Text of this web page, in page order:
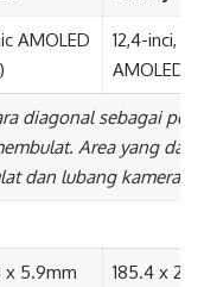
AMOLED
12,4-inci,
AMOLED
diagonal sebagai
Area yang
dan lubang kamera.
x 5.9mm 185.4 x